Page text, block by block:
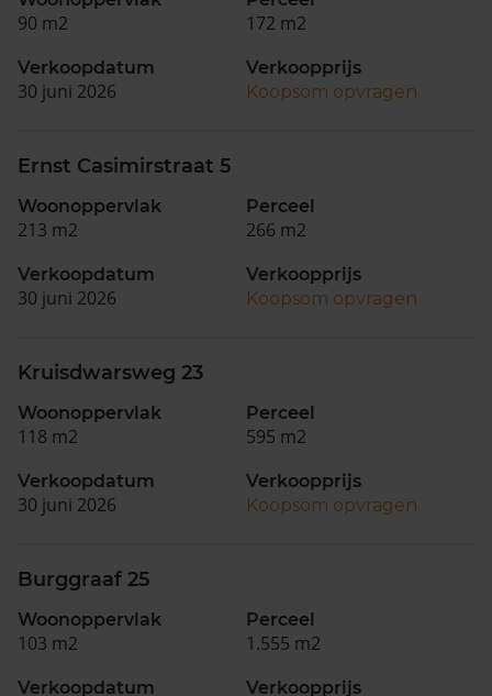
90 m2 172 m2
Verkoopdatum
30 juni 2026
Verkoopprijs
Koopsom opvragen
Ernst Casimirstraat 5
Woonoppervlak
213 m2
Perceel
266 m2
Verkoopdatum
30 juni 2026
Verkoopprijs
Koopsom opvragen
Kruisdwarsweg 23
Woonoppervlak
118 m2
Perceel
595 m2
Verkoopdatum
30 juni 2026
Verkoopprijs
Koopsom opvragen
Burggraaf 25
Woonoppervlak
103 m2
Perceel
1.555 m2
Verkoopdatum Verkoopprijs